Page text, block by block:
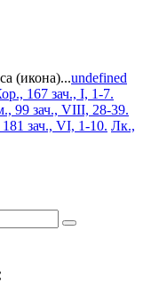
(икона)...undefined
167 зач., I, 1-7.
99 зач., VIII, 28-39.
зач., VI, 1-10. Лк.,